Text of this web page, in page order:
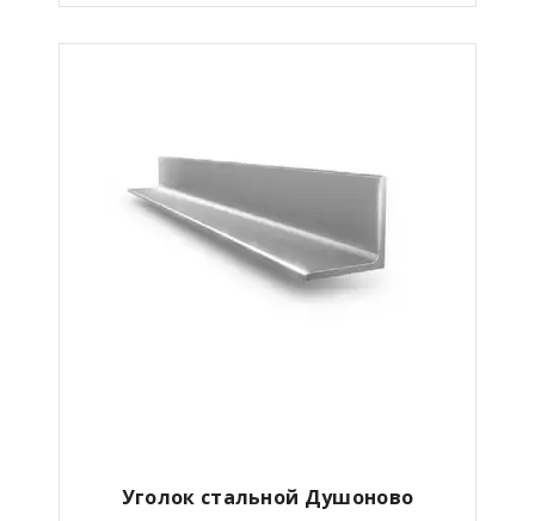
Уголок стальной Душоново